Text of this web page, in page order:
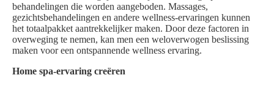
behandelingen die worden aangeboden. Massages,
gezichtsbehandelingen en andere wellness-ervaringen kunnen
het totaalpakket aantrekkelijker maken. Door deze factoren in
overweging te nemen, kan men een weloverwogen beslissing
maken voor een ontspannende wellness ervaring.
Home spa-ervaring creëren